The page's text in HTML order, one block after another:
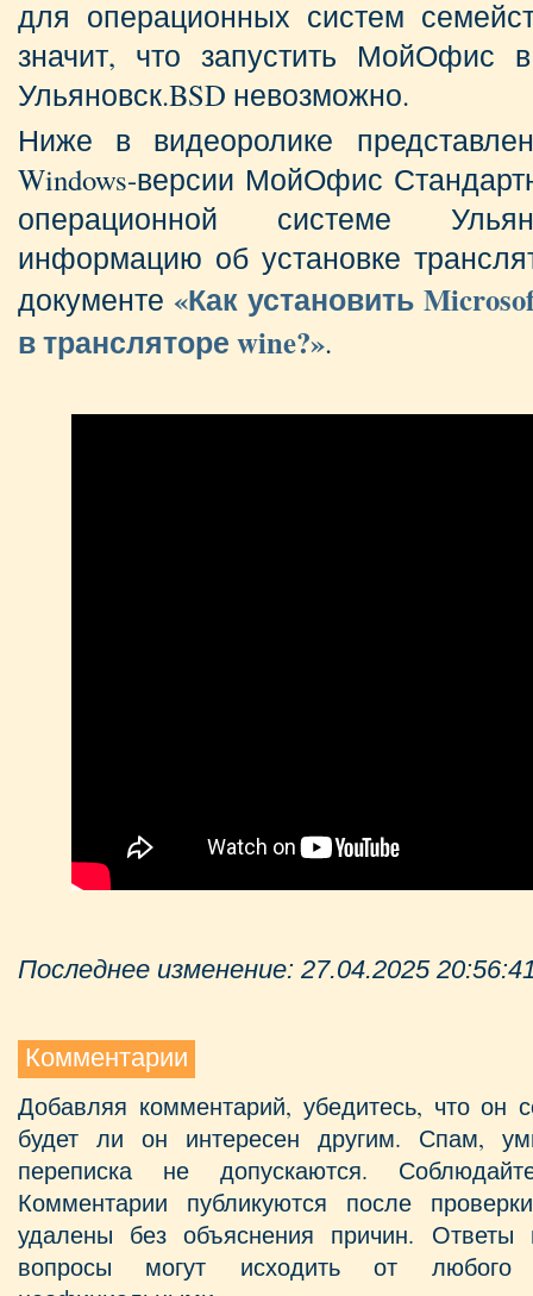
для операционных систем
значит, что запустить МойОфис
Ульяновск.BSD невозможно.
Ниже в видеоролике
Windows-версии МойОфис
операционной системе
информацию об установке
документе«Как установить
в трансляторе wine?».
Последнее изменение: 27.04.2025
Комментарии
Добавляя комментарий, убедитесь, что он
будет ли он интересен другим. Спам,
переписка не допускаются.
Комментарии публикуются после
удалены без объяснения причин.
вопросы могут исходить от любого